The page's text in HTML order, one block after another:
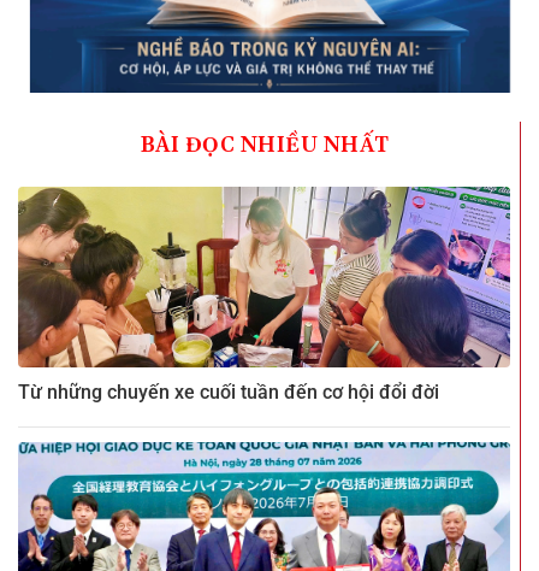
BÀI ĐỌC NHIỀU NHẤT
Từ những chuyến xe cuối tuần đến cơ hội đổi đời